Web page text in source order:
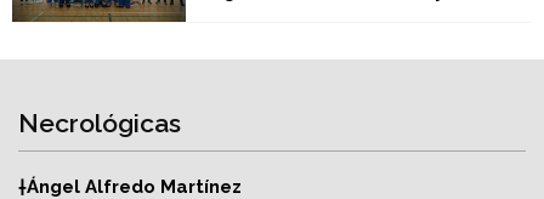
Necrológicas
†Ángel Alfredo Martínez